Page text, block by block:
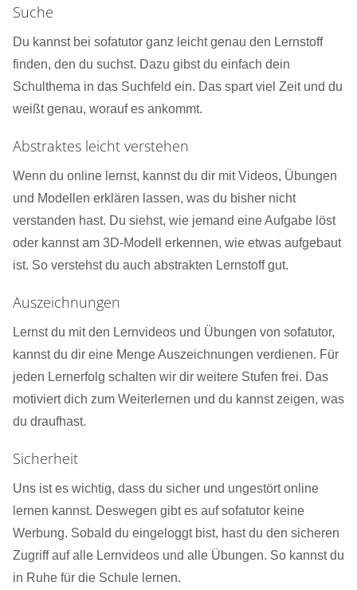
Suche
Du kannst bei sofatutor ganz leicht genau den Lernstoff
finden, den du suchst. Dazu gibst du einfach dein
Schulthema in das Suchfeld ein. Das spart viel Zeit und du
weißt genau, worauf es ankommt.
Abstraktes leicht verstehen
Wenn du online lernst, kannst du dir mit Videos, Übungen
und Modellen erklären lassen, was du bisher nicht
verstanden hast. Du siehst, wie jemand eine Aufgabe löst
oder kannst am 3D-Modell erkennen, wie etwas aufgebaut
ist. So verstehst du auch abstrakten Lernstoff gut.
Auszeichnungen
Lernst du mit den Lernvideos und Übungen von sofatutor,
kannst du dir eine Menge Auszeichnungen verdienen. Für
jeden Lernerfolg schalten wir dir weitere Stufen frei. Das
motiviert dich zum Weiterlernen und du kannst zeigen, was
du draufhast.
Sicherheit
Uns ist es wichtig, dass du sicher und ungestört online
lernen kannst. Deswegen gibt es auf sofatutor keine
Werbung. Sobald du eingeloggt bist, hast du den sicheren
Zugriff auf alle Lernvideos und alle Übungen. So kannst du
in Ruhe für die Schule lernen.